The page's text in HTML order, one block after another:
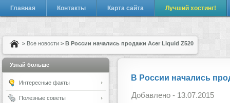
Главная Контакты Карта сайта Лучший хостинг!
> Все новости > В России начались продажи Acer Liquid Z520
В России начались
Добавлено - 13.07.2015
Узнай больше
Интересные факты
Полезные советы